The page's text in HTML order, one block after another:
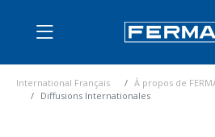
International Français À propos de
Diffusions Internationales